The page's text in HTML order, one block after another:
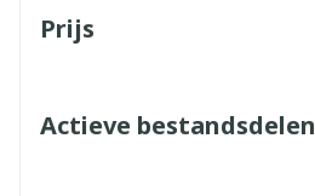
Prijs
Actieve bestandsdelen